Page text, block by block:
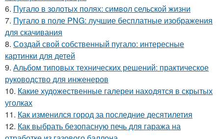
6. Пугало в золотых полях: символ сельской жизни
7. Пугало в поле PNG: лучшие бесплатные изображения
для скачивания
8. Создай свой собственный пугало: интересные
картинки для детей
9. Альбом типовых технических решений: практическое
руководство для инженеров
10. Какие художественные галереи находятся в скрытых
уголках
11. Как изменился город за последние десятилетия
12. Как выбрать безопасную печь для гаража на